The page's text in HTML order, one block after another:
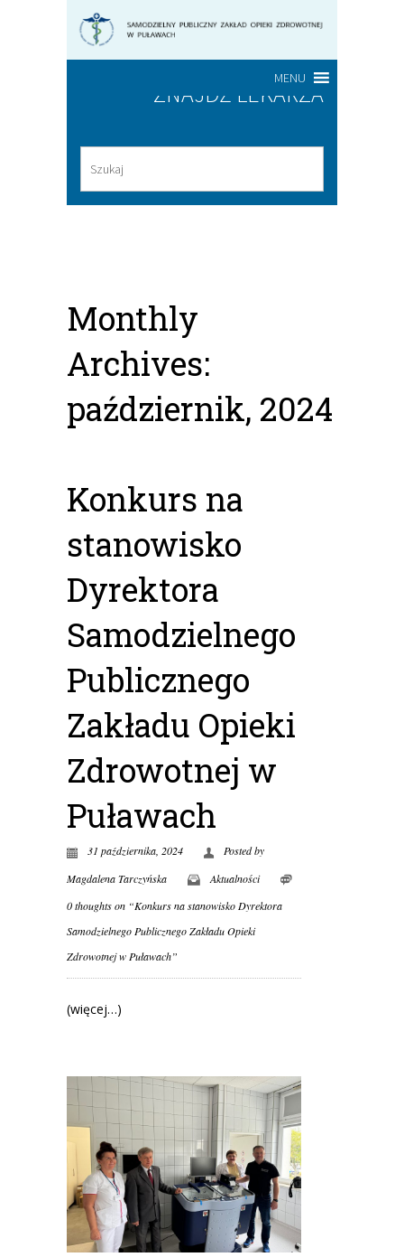
MENU
ZNAJDŹ LEKARZA
Monthly
Archives:
październik, 2024
Konkurs na
stanowisko
Dyrektora
Samodzielnego
Publicznego
Zakładu Opieki
Zdrowotnej w
Puławach
31 października, 2024
Posted by
Magdalena Tarczyńska
Aktualności
0 thoughts on “Konkurs na stanowisko Dyrektora
Samodzielnego Publicznego Zakładu Opieki
Zdrowotnej w Puławach”
(więcej…)